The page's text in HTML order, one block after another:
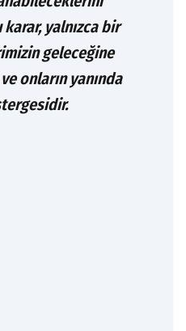
yalnızca bir
geleceğine
onların yanında